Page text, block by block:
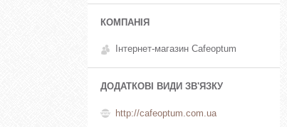
Інтернет-магазин Cafeoptum
http://cafeoptum.com.ua